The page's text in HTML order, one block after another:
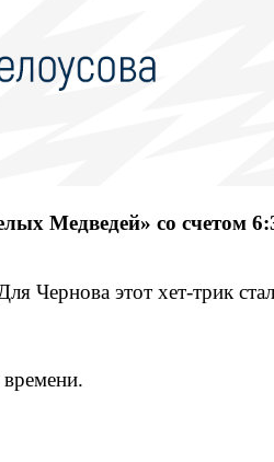
Медведей» со счетом
Чернова этот хет-трик